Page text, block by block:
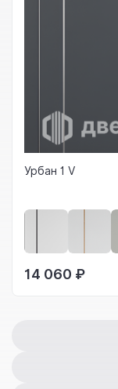
Урбан 1 V
14 060 ₽